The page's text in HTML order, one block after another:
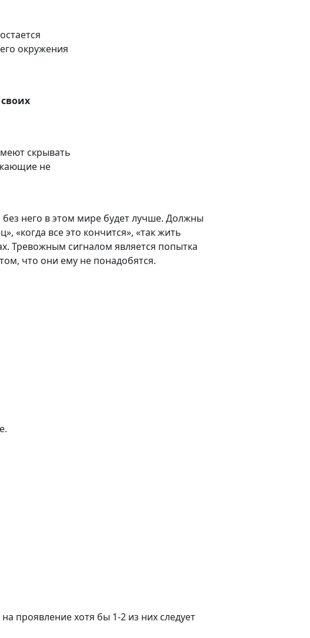
окружения
скрывать
не
него в этом мире будет лучше. Должны
«когда все это кончится», «так жить
Тревожным сигналом является попытка
что они ему не понадобятся.
проявление хотя бы 1-2 из них следует